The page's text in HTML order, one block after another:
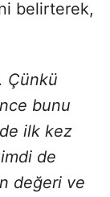
belirterek,
Çünkü
bunu
ilk kez
de
değeri ve